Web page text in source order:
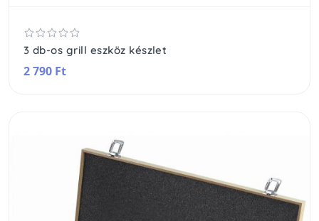
3 db-os grill eszköz készlet
2 790 Ft